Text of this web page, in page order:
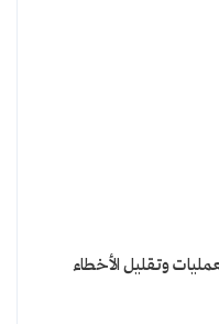
وتقليل الأخطاء